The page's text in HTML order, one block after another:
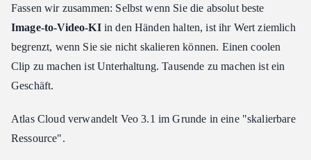
Fassen wir zusammen: Selbst wenn Sie die absolut beste
Image-to-Video-KIin den Händen halten, ist ihr Wert ziemlich
begrenzt, wenn Sie sie nicht skalieren können. Einen coolen
Clip zu machen ist Unterhaltung. Tausende zu machen ist ein
Geschäft.
Atlas Cloud verwandelt Veo 3.1 im Grunde in eine "skalierbare
Ressource".